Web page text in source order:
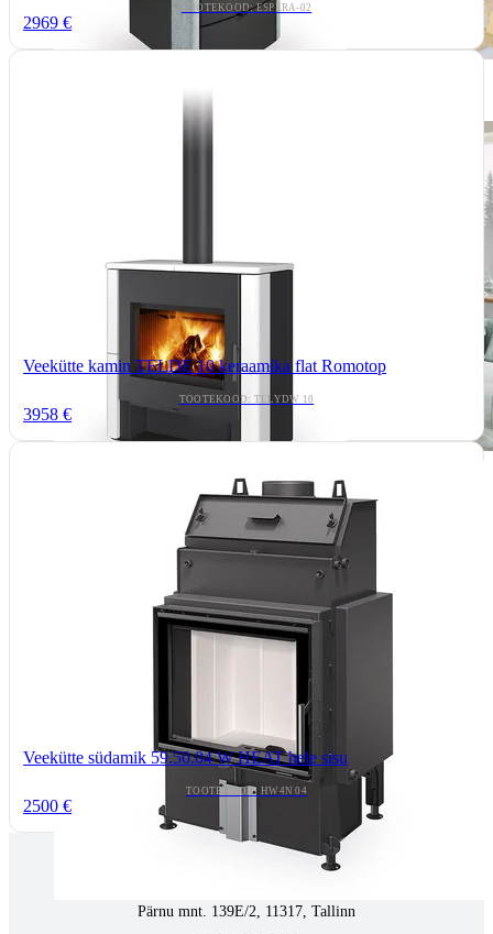
TOOTEKOOD: ESPERA-02
2969 €
Veekütte kamin TELDE 10 keraamika flat Romotop
TOOTEKOOD: TELYDW 10
3958 €
Veekütte südamik 59.50.04 W HEAT hele sisu
TOOTEKOOD: HW4N 04
2500 €
Tallinnas kaminasalong
Pärnu mnt. 139E/2, 11317, Tallinn